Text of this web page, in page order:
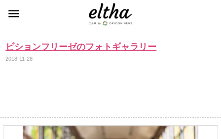
ビションフリーゼのフォトギャラリー
2018-11-28